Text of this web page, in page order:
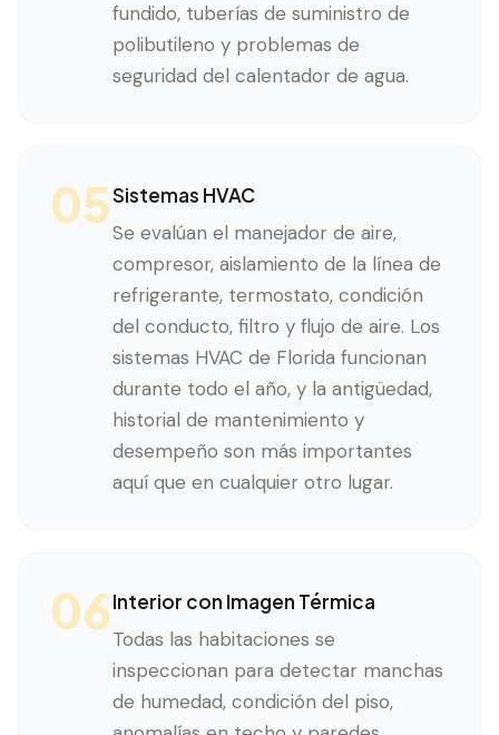
fundido, tuberías de suministro de
polibutileno y problemas de
seguridad del calentador de agua.
05Sistemas HVAC
Se evalúan el manejador de aire,
compresor, aislamiento de la línea de
refrigerante, termostato, condición
del conducto, filtro y flujo de aire. Los
sistemas HVAC de Florida funcionan
durante todo el año, y la antigüedad,
historial de mantenimiento y
desempeño son más importantes
aquí que en cualquier otro lugar.
06Interior con Imagen Térmica
Todas las habitaciones se
inspeccionan para detectar manchas
de humedad, condición del piso,